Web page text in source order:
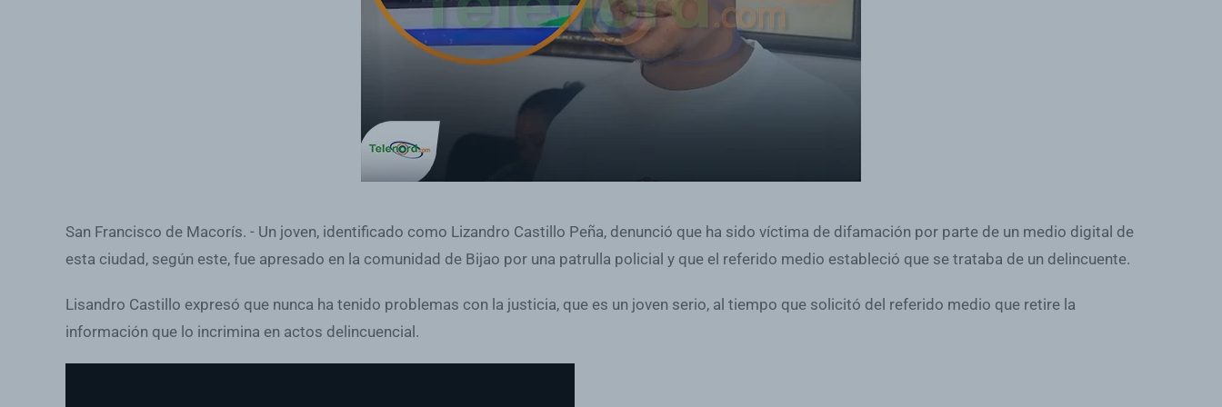
San Francisco de Macorís. - Un joven, identificado como Lizandro Castillo Peña, denunció que ha sido víctima de difamación por parte de un medio digital de
esta ciudad, según este, fue apresado en la comunidad de Bijao por una patrulla policial y que el referido medio estableció que se trataba de un delincuente.
Lisandro Castillo expresó que nunca ha tenido problemas con la justicia, que es un joven serio, al tiempo que solicitó del referido medio que retire la
información que lo incrimina en actos delincuencial.